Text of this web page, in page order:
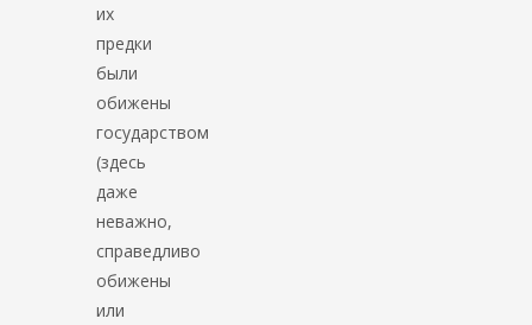
их
предки
были
обижены
государством
(здесь
даже
неважно,
справедливо
обижены
или